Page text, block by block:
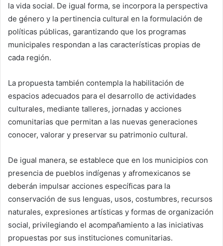
la vida social. De igual forma, se incorpora la perspectiva
de género y la pertinencia cultural en la formulación de
políticas públicas, garantizando que los programas
municipales respondan a las características propias de
cada región.
La propuesta también contempla la habilitación de
espacios adecuados para el desarrollo de actividades
culturales, mediante talleres, jornadas y acciones
comunitarias que permitan a las nuevas generaciones
conocer, valorar y preservar su patrimonio cultural.
De igual manera, se establece que en los municipios con
presencia de pueblos indígenas y afromexicanos se
deberán impulsar acciones específicas para la
conservación de sus lenguas, usos, costumbres, recursos
naturales, expresiones artísticas y formas de organización
social, privilegiando el acompañamiento a las iniciativas
propuestas por sus instituciones comunitarias.